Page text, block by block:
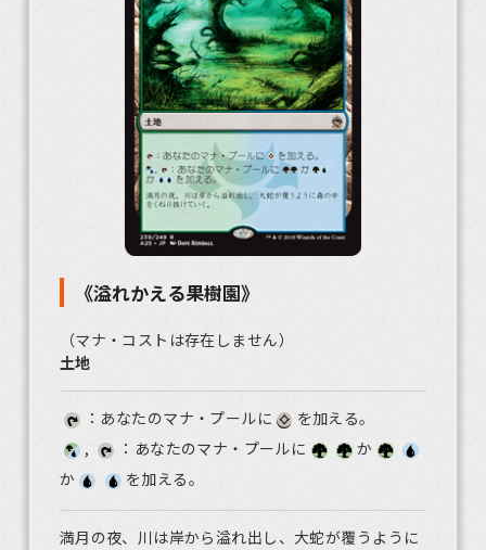
《溢れかえる果樹園》
（マナ・コストは存在しません）
土地
：あなたのマナ・プールに
を加える。
,
：あなたのマナ・プールに
か
か
を加える。
満月の夜、川は岸から溢れ出し、大蛇が覆うように